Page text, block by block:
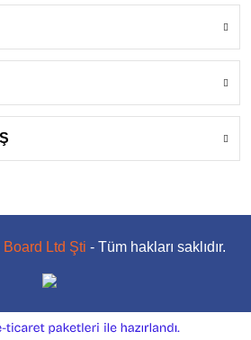
Ltd Şti - Tüm hakları saklıdır.
e-